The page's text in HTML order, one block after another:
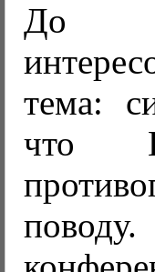
До
тема:
что